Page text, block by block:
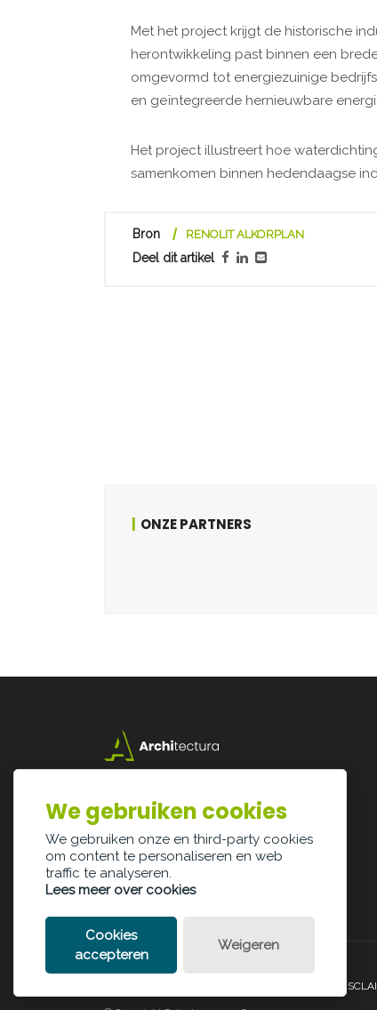
Met het project krijgt de historische
herontwikkeling past binnen een
omgevormd tot energiezuinige
en geïntegreerde hernieuwbare
Het project illustreert hoe
samenkomen binnen hedendaagse
Bron RENOLIT ALKORPLAN
Deel dit artikel
ONZE PARTNERS
3500 Hasselt
info@architectura.be
LEGAL
We gebruiken cookies
We gebruiken onze en third-party cookies
om content te personaliseren en web
traffic te analyseren.
Lees meer over cookies
Cookies
accepteren
Weigeren